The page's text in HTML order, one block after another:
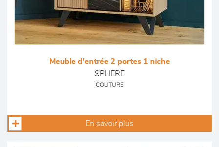
Meuble d'entrée 2 portes 1 niche
SPHERE
COUTURE
En savoir plus